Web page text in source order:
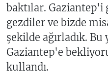
baktılar. Gaziantep'i
gezdiler ve bizde
şekilde ağırladık. Bu
Gaziantep'e
kullandı.